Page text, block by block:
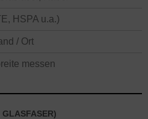
HSPA u.a.)
/ Ort
messen